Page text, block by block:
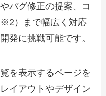
バグ修正の提案、コ
）まで幅広く対応
発に挑戦可能です。
を表示するページを
イアウトやデザイン